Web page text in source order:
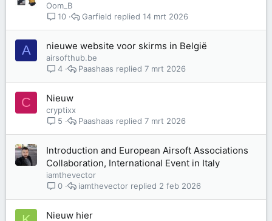
Oom_B
10
14 mrt 2026
Garfield
A nieuwe website voor skirms in België
airsofthub.be
4
7 mrt 2026
Paashaas
C Nieuw
cryptixx
5
7 mrt 2026
Paashaas
Introduction and European Airsoft Associations
Collaboration, International Event in Italy
iamthevector
0
2 feb 2026
iamthevector
Nieuw hier